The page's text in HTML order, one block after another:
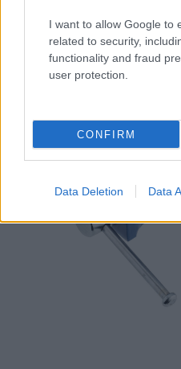
I want to allow Google to
related to security,
functionality and fraud
user protection.
CONFIRM
Data Deletion Data